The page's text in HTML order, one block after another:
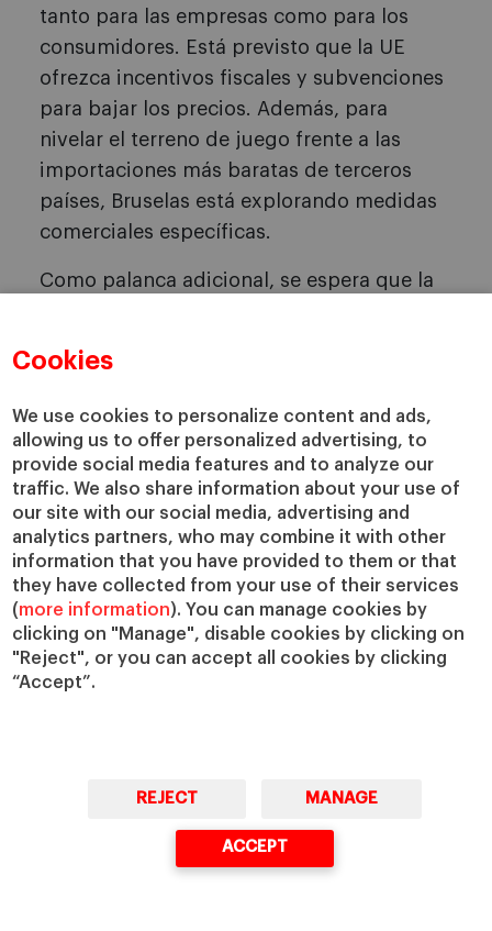
Cookies
We use cookies to personalize content and ads,
allowing us to offer personalized advertising, to
provide social media features and to analyze our
traffic. We also share information about your use of
our site with our social media, advertising and
analytics partners, who may combine it with other
information that you have provided to them or that
they have collected from your use of their services
(more information). You can manage cookies by
clicking on "Manage", disable cookies by clicking on
"Reject", or you can accept all cookies by clicking
“Accept”.
REJECT MANAGE
ACCEPT
tanto para las empresas como para los
consumidores. Está previsto que la UE
ofrezca incentivos fiscales y subvenciones
para bajar los precios. Además, para
nivelar el terreno de juego frente a las
importaciones más baratas de terceros
países, Bruselas está explorando medidas
comerciales específicas.
Como palanca adicional, se espera que la
ecológica, de modo que los gobiernos se
comprometan a adquirir bienes circulares.
Este requisito se considera vital para
activar la demanda y garantizar economías
de escala que, a su vez, ayuden a bajar los
precios.
¿Cómo costear
todo esto?
deben invertir en cada fase